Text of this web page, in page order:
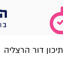
תיכון דור הרצליה